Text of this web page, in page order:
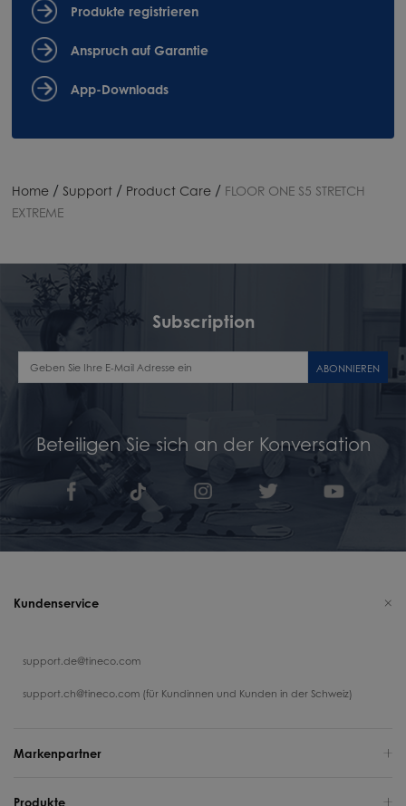
Produkte registrieren
Anspruch auf Garantie
App-Downloads
Home / Support / Product Care / FLOOR ONE S5 STRETCH
EXTREME
Subscription
ABONNIEREN
Beteiligen Sie sich an der Konversation
Kundenservice
support.de@tineco.com
support.ch@tineco.com (für Kundinnen und Kunden in der Schweiz)
Markenpartner
Produkte